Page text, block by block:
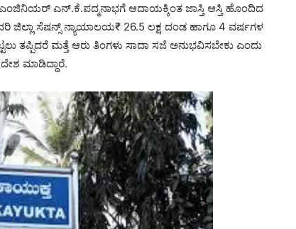
ಎನ್‌.ಕೆ.ಪದ್ಮನಾಭಗೆ ಆದಾಯಕ್ಕಿಂತ ಜಾಸ್ತಿ ಆಸ್ತಿ ಹೊಂದಿದ
ಜಿಲ್ಲಾ ಸೆಷನ್ಸ್‌ ನ್ಯಾಯಾಲಯ₹ 26.5 ಲಕ್ಷ ದಂಡ ಹಾಗೂ 4 ವರ್ಷಗಳ
ತಪ್ಪಿದರೆ ಮತ್ತೆ ಆರು ತಿಂಗಳು ಸಾದಾ ಸಜೆ ಅನುಭವಿಸಬೇಕು ಎಂದು
ಮಾಡಿದ್ದಾರೆ.